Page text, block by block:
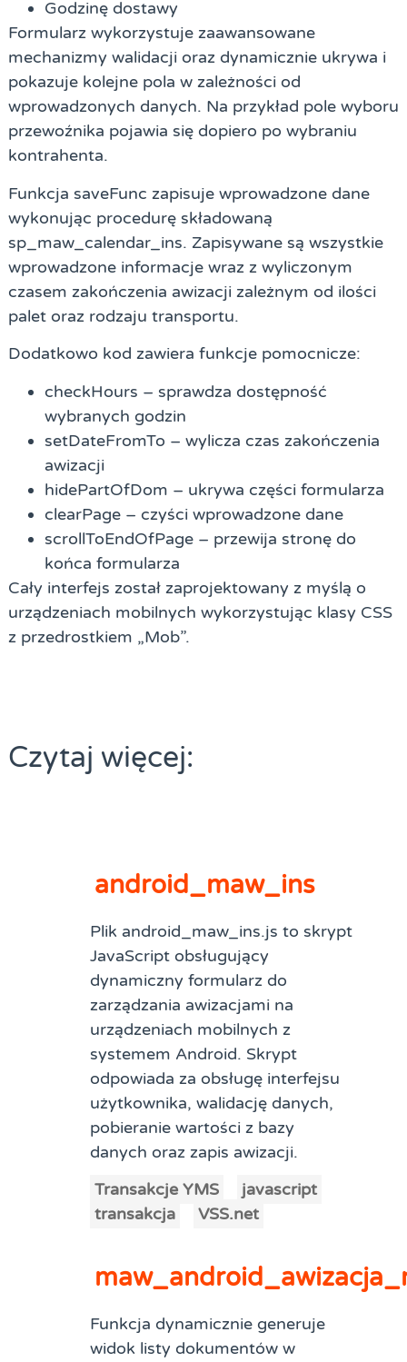
Godzinę dostawy
Formularz wykorzystuje zaawansowane
mechanizmy walidacji oraz dynamicznie ukrywa i
pokazuje kolejne pola w zależności od
wprowadzonych danych. Na przykład pole wyboru
przewoźnika pojawia się dopiero po wybraniu
kontrahenta.
Funkcja saveFunc zapisuje wprowadzone dane
wykonując procedurę składowaną
sp_maw_calendar_ins. Zapisywane są wszystkie
wprowadzone informacje wraz z wyliczonym
czasem zakończenia awizacji zależnym od ilości
palet oraz rodzaju transportu.
Dodatkowo kod zawiera funkcje pomocnicze:
checkHours – sprawdza dostępność
wybranych godzin
setDateFromTo – wylicza czas zakończenia
awizacji
hidePartOfDom – ukrywa części formularza
clearPage – czyści wprowadzone dane
scrollToEndOfPage – przewija stronę do
końca formularza
Cały interfejs został zaprojektowany z myślą o
urządzeniach mobilnych wykorzystując klasy CSS
z przedrostkiem „Mob”.
Czytaj więcej:
android_maw_ins
Plik android_maw_ins.js to skrypt
JavaScript obsługujący
dynamiczny formularz do
zarządzania awizacjami na
urządzeniach mobilnych z
systemem Android. Skrypt
odpowiada za obsługę interfejsu
użytkownika, walidację danych,
pobieranie wartości z bazy
danych oraz zapis awizacji.
Transakcje YMS
javascript
transakcja
VSS.net
Funkcja dynamicznie generuje
widok listy dokumentów w